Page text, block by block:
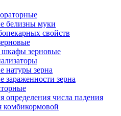
белизны муки
свойств
зерновые
натуры зерна
зараженности зерна
определения числа падения
комбикормовой